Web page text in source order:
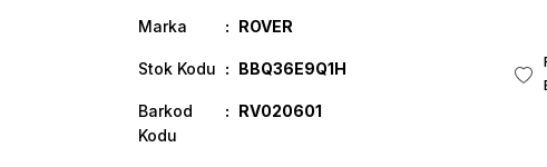
Marka ROVER
Stok Kodu BBQ36E9Q1H
Barkod
Kodu
RV020601